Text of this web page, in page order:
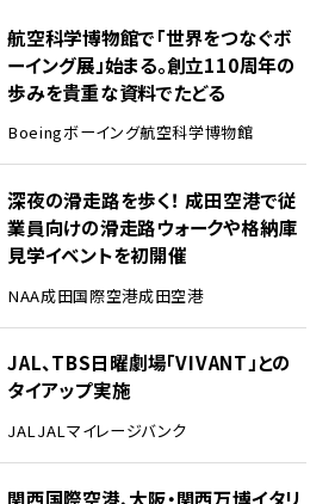
航空科学博物館で「世界をつなぐボ
ーイング展」始まる。創立110周年の
歩みを貴重な資料でたどる
Boeingボーイング航空科学博物館
深夜の滑走路を歩く！ 成田空港で従
業員向けの滑走路ウォークや格納庫
見学イベントを初開催
NAA成田国際空港成田空港
JAL、TBS日曜劇場「VIVANT」との
タイアップ実施
JALJALマイレージバンク
関西国際空港、大阪・関西万博イタリ